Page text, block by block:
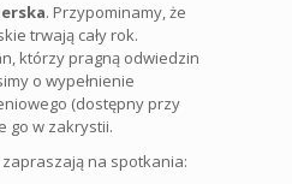
. Przypominamy, że
trwają cały rok.
którzy pragną odwiedzin
o wypełnienie
(dostępny przy
go w zakrystii.
zapraszają na spotkania: